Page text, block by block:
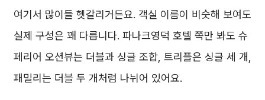
여기서 많이들 헷갈리거든요. 객실 이름이 비슷해 보여도
실제 구성은 꽤 다릅니다. 파나크영덕 호텔 쪽만 봐도 슈
페리어 오션뷰는 더블과 싱글 조합, 트리플은 싱글 세 개,
패밀리는 더블 두 개처럼 나뉘어 있어요.